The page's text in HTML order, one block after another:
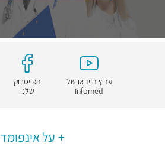
ערוץ הוידאו של
Infomed
הפייסבוק
שלנו
על אינפומד